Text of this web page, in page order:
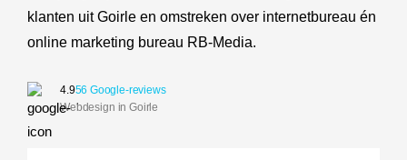
klanten uit Goirle en omstreken over internetbureau én
online marketing bureau RB-Media.
4.956 Google-reviews
Webdesign in Goirle